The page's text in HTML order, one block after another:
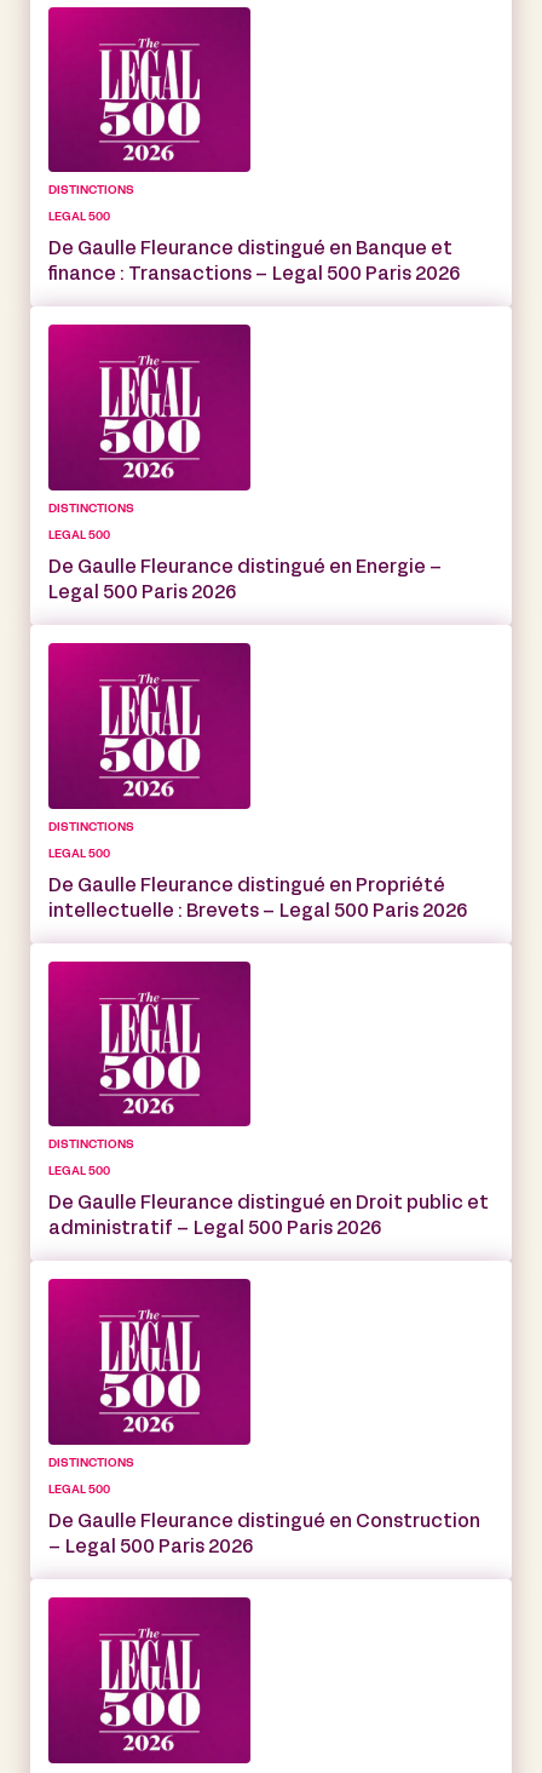
DISTINCTIONS
LEGAL 500
De Gaulle Fleurance distingué en Banque et
finance : Transactions – Legal 500 Paris 2026
DISTINCTIONS
LEGAL 500
De Gaulle Fleurance distingué en Energie –
Legal 500 Paris 2026
DISTINCTIONS
LEGAL 500
De Gaulle Fleurance distingué en Propriété
intellectuelle : Brevets – Legal 500 Paris 2026
DISTINCTIONS
LEGAL 500
De Gaulle Fleurance distingué en Droit public et
administratif – Legal 500 Paris 2026
DISTINCTIONS
LEGAL 500
De Gaulle Fleurance distingué en Construction
– Legal 500 Paris 2026